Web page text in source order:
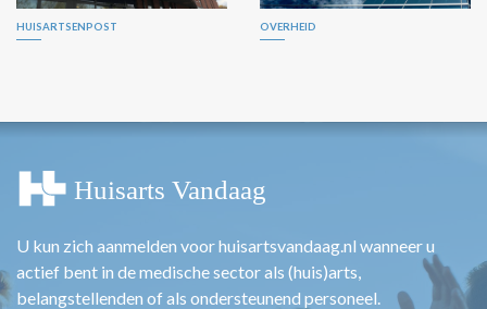
HUISARTSENPOST OVERHEID
U kun zich aanmelden voor huisartsvandaag.nl wanneer u
actief bent in de medische sector als (huis)arts,
belangstellenden of als ondersteunend personeel.